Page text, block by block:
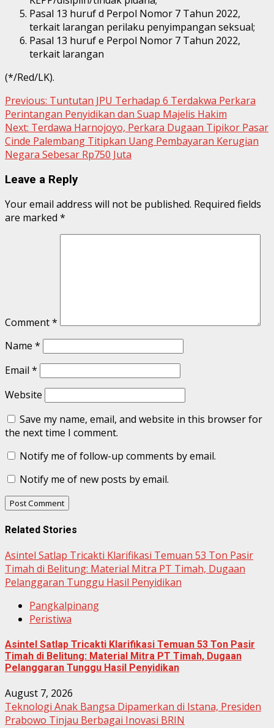
Pasal 13 huruf d Perpol Nomor 7 Tahun 2022,
terkait larangan perilaku penyimpangan seksual;
Pasal 13 huruf e Perpol Nomor 7 Tahun 2022,
terkait larangan
(*/Red/LK).
Continue
Reading
Previous: Tuntutan JPU Terhadap 6 Terdakwa Perkara
Perintangan Penyidikan dan Suap Majelis Hakim
Next: Terdawa Harnojoyo, Perkara Dugaan Tipikor Pasar
Cinde Palembang Titipkan Uang Pembayaran Kerugian
Negara Sebesar Rp750 Juta
Leave a Reply
Your email address will not be published. Required fields
are marked *
Comment*
Name *
Email *
Website
Save my name, email, and website in this browser for
the next time I comment.
Notify me of follow-up comments by email.
Notify me of new posts by email.
Related Stories
Asintel Satlap Tricakti Klarifikasi Temuan 53 Ton Pasir
Timah di Belitung: Material Mitra PT Timah, Dugaan
Pelanggaran Tunggu Hasil Penyidikan
Pangkalpinang
Peristiwa
Asintel Satlap Tricakti Klarifikasi Temuan 53 Ton Pasir
Timah di Belitung: Material Mitra PT Timah, Dugaan
Pelanggaran Tunggu Hasil Penyidikan
August 7, 2026
Teknologi Anak Bangsa Dipamerkan di Istana, Presiden
Prabowo Tinjau Berbagai Inovasi BRIN